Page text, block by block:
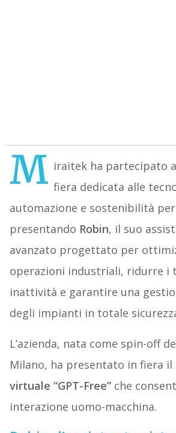
M iraitek ha partecipato a
fiera dedicata alle
automazione e sostenibilità
presentando Robin, il suo
avanzato progettato per
operazioni industriali, ridurre i
inattività e garantire una
degli impianti in totale
L’azienda, nata come spin-off
Milano, ha presentato in fiera il
virtuale “GPT-Free”che
interazione uomo-macchina.